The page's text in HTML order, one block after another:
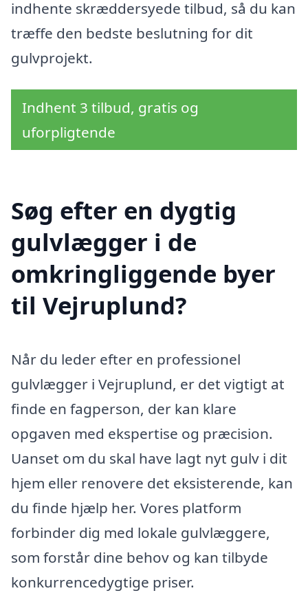
indhente skræddersyede tilbud, så du kan
træffe den bedste beslutning for dit
gulvprojekt.
Indhent 3 tilbud, gratis og
uforpligtende
Søg efter en dygtig
gulvlægger i de
omkringliggende byer
til Vejruplund?
Når du leder efter en professionel
gulvlægger i Vejruplund, er det vigtigt at
finde en fagperson, der kan klare
opgaven med ekspertise og præcision.
Uanset om du skal have lagt nyt gulv i dit
hjem eller renovere det eksisterende, kan
du finde hjælp her. Vores platform
forbinder dig med lokale gulvlæggere,
som forstår dine behov og kan tilbyde
konkurrencedygtige priser.